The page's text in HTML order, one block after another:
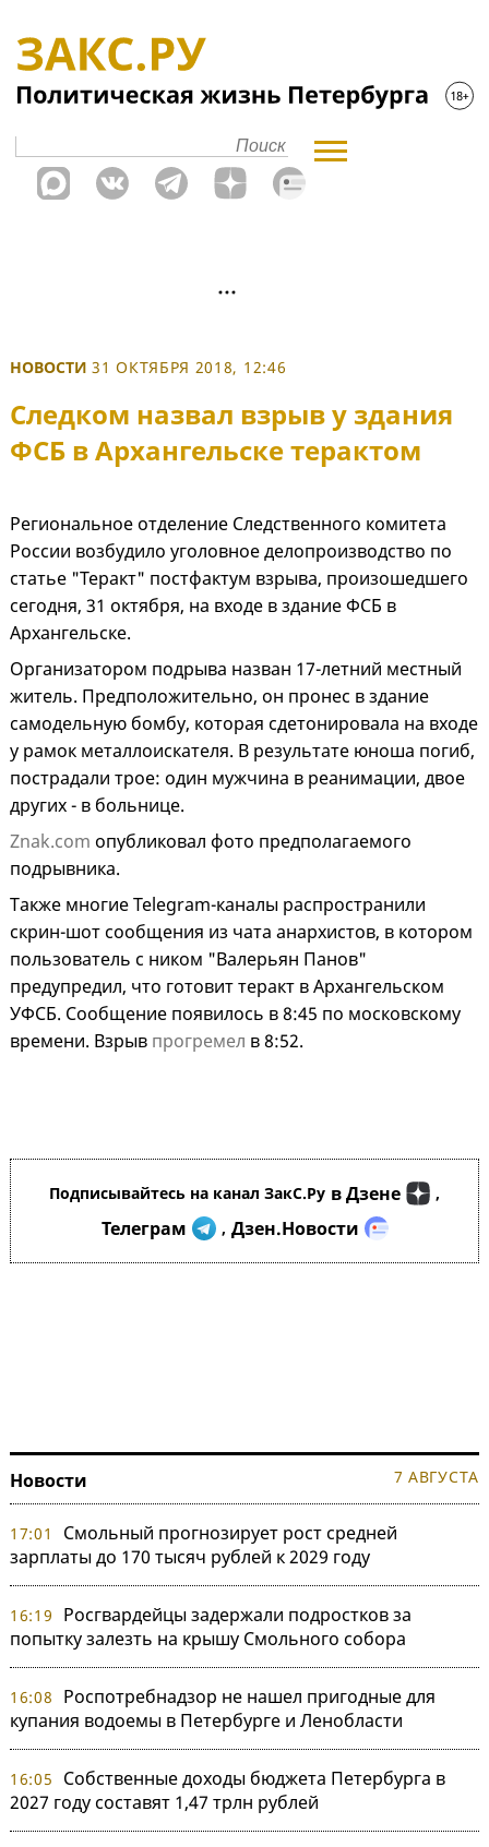
НОВОСТИ 31 ОКТЯБРЯ 2018, 12:46
Следком назвал взрыв у здания
ФСБ в Архангельске терактом
Региональное отделение Следственного комитета
России возбудило уголовное делопроизводство по
статье "Теракт" постфактум взрыва, произошедшего
сегодня, 31 октября, на входе в здание ФСБ в
Архангельске.
Организатором подрыва назван 17-летний местный
житель. Предположительно, он пронес в здание
самодельную бомбу, которая сдетонировала на входе
у рамок металлоискателя. В результате юноша погиб,
пострадали трое: один мужчина в реанимации, двое
других - в больнице.
Znak.com опубликовал фото предполагаемого
подрывника.
Также многие Telegram-каналы распространили
скрин-шот сообщения из чата анархистов, в котором
пользователь с ником "Валерьян Панов"
предупредил, что готовит теракт в Архангельском
УФСБ. Сообщение появилось в 8:45 по московскому
времени. Взрыв прогремел в 8:52.
Подписывайтесь на канал ЗакС.Ру в Дзене ,
Телеграм , Дзен.Новости
Новости 7 АВГУСТА
17:01
Смольный прогнозирует рост средней
зарплаты до 170 тысяч рублей к 2029 году
16:19
Росгвардейцы задержали подростков за
попытку залезть на крышу Смольного собора
16:08
Роспотребнадзор не нашел пригодные для
купания водоемы в Петербурге и Ленобласти
16:05
Собственные доходы бюджета Петербурга в
2027 году составят 1,47 трлн рублей